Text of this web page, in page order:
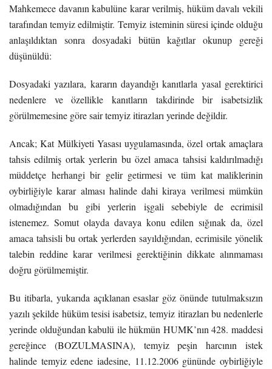
Mahkemece davanın kabulüne karar verilmiş, hüküm davalı vekili
tarafından temyiz edilmiştir. Temyiz isteminin süresi içinde olduğu
anlaşıldıktan sonra dosyadaki bütün kağıtlar okunup gereği
düşünüldü:
Dosyadaki yazılara, kararın dayandığı kanıtlarla yasal gerektirici
nedenlere ve özellikle kanıtların takdirinde bir isabetsizlik
görülmemesine göre sair temyiz itirazları yerinde değildir.
Ancak; Kat Mülkiyeti Yasası uygulamasında, özel ortak amaçlara
tahsis edilmiş ortak yerlerin bu özel amaca tahsisi kaldırılmadığı
müddetçe herhangi bir gelir getirmesi ve tüm kat maliklerinin
oybirliğiyle karar alması halinde dahi kiraya verilmesi mümkün
olmadığından bu gibi yerlerin işgali sebebiyle de ecrimisil
istenemez. Somut olayda davaya konu edilen sığınak da, özel
amaca tahsisli bu ortak yerlerden sayıldığından, ecrimisile yönelik
talebin reddine karar verilmesi gerektiğinin dikkate alınmaması
doğru görülmemiştir.
Bu itibarla, yukarıda açıklanan esaslar göz önünde tutulmaksızın
yazılı şekilde hüküm tesisi isabetsiz, temyiz itirazları bu nedenlerle
yerinde olduğundan kabulü ile hükmün HUMK’nın 428. maddesi
gereğince (BOZULMASINA), temyiz peşin harcının istek
halinde temyiz edene iadesine, 11.12.2006 gününde oybirliğiyle